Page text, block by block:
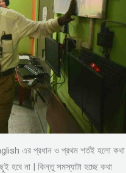
এর প্রধান ও প্রথম শর্তই হলো কথা
হবে না | কিন্তু সমস্যাটা হচ্ছে কথা